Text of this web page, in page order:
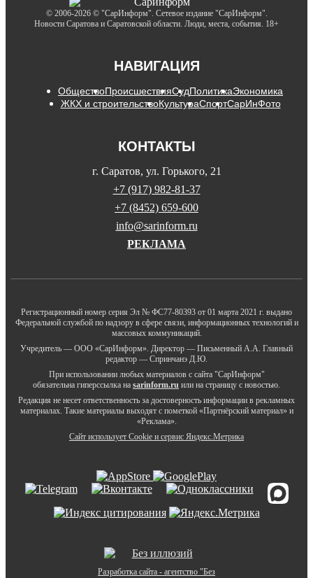
© 2006-2026 © "СарИнформ". Сетевое издание "СарИнформ".
Новости Саратова и Саратовской области. Люди, места, события. 18+
НАВИГАЦИЯ
ОбществоПроисшествияСудПолитикаЭкономика
ЖКХ и строительствоКультураСпортСарИнФото
КОНТАКТЫ
г. Саратов, ул. Горького, 21
+7 (917) 982-81-37
+7 (8452) 659-600
info@sarinform.ru
РЕКЛАМА
Регистрационный номер серия Эл № ФС77-80393 от 01 марта 2021 г. выдано
Федеральной службой по надзору в сфере связи, информационных технологий и
массовых коммуникаций.
Учредитель — ООО «СарИнформ». Директор — Письменный А.А. Главный
редактор — Спринчанэ Д.Ю.
При использовании любых материалов с сайта "СарИнформ"
обязательна гиперссылка на sarinform.ru или на страницу с новостью.
Редакция не несет ответственность за достоверность информации в рекламных
материалах. Такие материалы выходят с пометкой «Партнёрский материал» и
«Реклама».
Сайт использует Cookie и сервиc Яндекс.Метрика
Разработка сайта - агентство "Без